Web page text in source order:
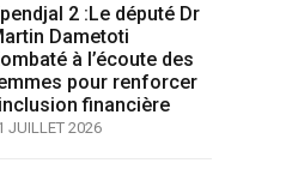
2 :Le député Dr
Dametoti
à l’écoute des
pour renforcer
financière
JUILLET 2026